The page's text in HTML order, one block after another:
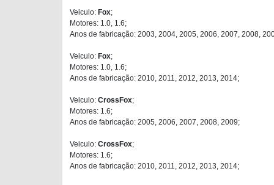
Veiculo: Fox;
Motores: 1.0, 1.6;
Anos de fabricação: 2003, 2004, 2005, 2006, 2007, 2008,
Veiculo: Fox;
Motores: 1.0, 1.6;
Anos de fabricação: 2010, 2011, 2012, 2013, 2014;
Veiculo: CrossFox;
Motores: 1.6;
Anos de fabricação: 2005, 2006, 2007, 2008, 2009;
Veiculo: CrossFox;
Motores: 1.6;
Anos de fabricação: 2010, 2011, 2012, 2013, 2014;